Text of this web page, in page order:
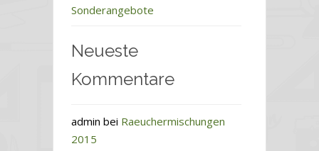
Sonderangebote
Neueste
Kommentare
admin bei Raeuchermischungen
2015